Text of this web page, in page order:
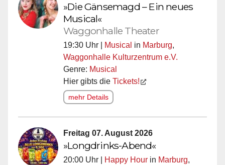
»Die Gänsemagd – Ein neues
Musical«
Waggonhalle Theater
19:30 Uhr | Musical in Marburg,
Waggonhalle Kulturzentrum e.V.
Genre: Musical
Hier gibts die Tickets!
mehr Details
Freitag 07. August 2026
»Longdrinks-Abend«
20:00 Uhr | Happy Hour in Marburg,